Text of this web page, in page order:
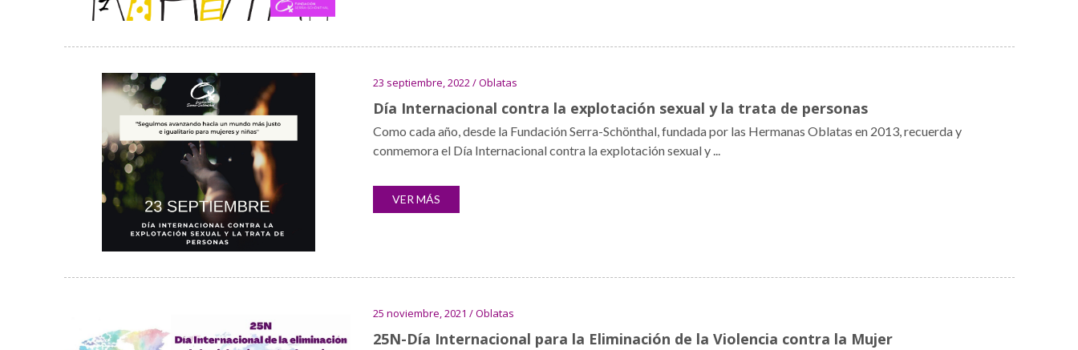
23 septiembre, 2022 / Oblatas
Día Internacional contra la explotación sexual y la trata de personas
Como cada año, desde la Fundación Serra-Schönthal, fundada por las Hermanas Oblatas en 2013, recuerda y
conmemora el Día Internacional contra la explotación sexual y ...
VER MÁS
25 noviembre, 2021 / Oblatas
25N-Día Internacional para la Eliminación de la Violencia contra la Mujer